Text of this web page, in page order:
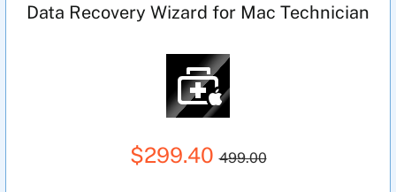
Data Recovery Wizard for Mac Technician
$299.40499.00